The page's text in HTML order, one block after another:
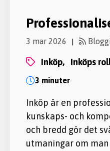
3 mar 2026 |
inköp, inköps
3 minuter
Inköp är en
kunskaps- och
och bredd gör det
utmaningar om